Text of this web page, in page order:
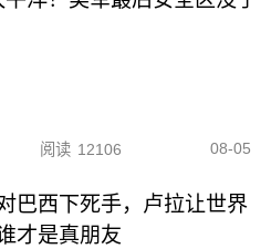
阅读 12106 08-05
巴西下死手，卢拉让世界
才是真朋友